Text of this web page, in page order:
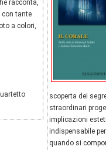
racconta,
con tante
a colori,
scoperta dei
straordinari
implicazioni
indispensabile
quando si